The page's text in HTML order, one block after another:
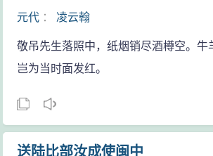
元代 ： 凌云翰
敬吊先生落照中，纸烟销尽酒樽空。牛
岂为当时面发红。
送陆比部汝成使闽中